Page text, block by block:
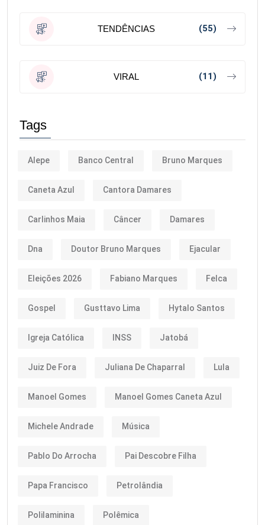
TENDÊNCIAS (55)
VIRAL (11)
Tags
Alepe Banco Central Bruno Marques
Caneta Azul Cantora Damares
Carlinhos Maia Câncer Damares
Dna Doutor Bruno Marques Ejacular
Eleições 2026 Fabiano Marques Felca
Gospel Gusttavo Lima Hytalo Santos
Igreja Católica INSS Jatobá
Juiz De Fora Juliana De Chaparral Lula
Manoel Gomes Manoel Gomes Caneta Azul
Michele Andrade Música
Pablo Do Arrocha Pai Descobre Filha
Papa Francisco Petrolândia
Polilaminina Polêmica